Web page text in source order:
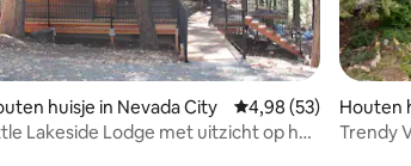
van 4,95 op 5, 148 recensies
huisje in Nevada City Gemiddelde
4,98 (53)
Lakeside Lodge met uitzicht op het
Houten
Trendy